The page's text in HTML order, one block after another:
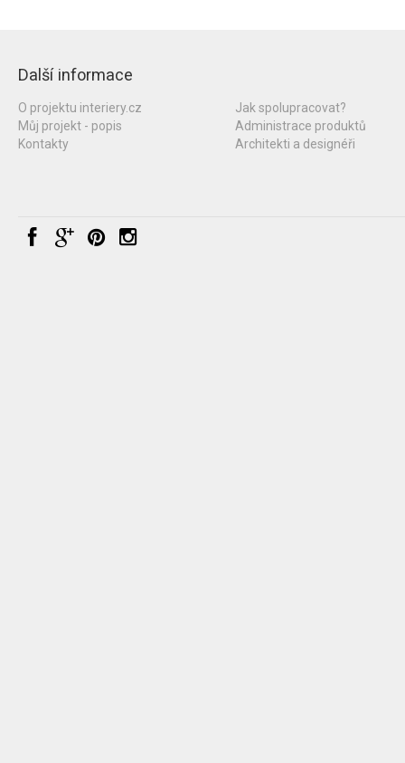
Další informace
O projektu interiery.cz
Můj projekt - popis
Kontakty
Jak spolupracovat?
Administrace produktů
Architekti a designéři